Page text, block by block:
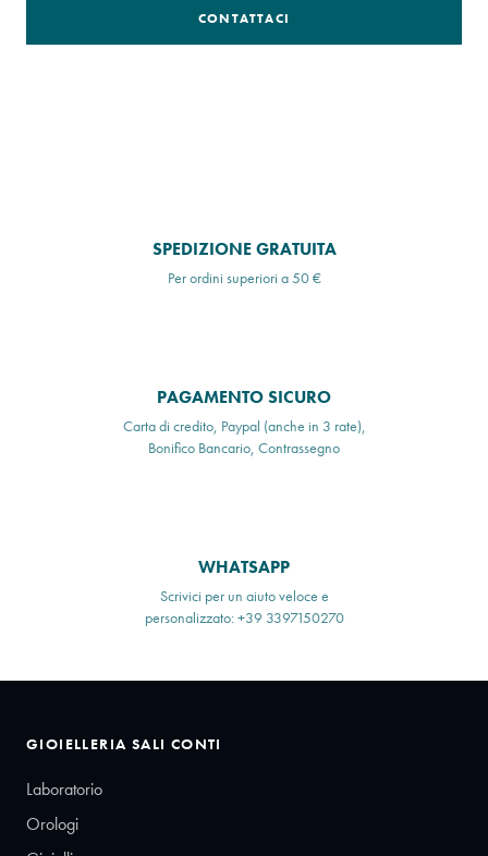
CONTATTACI
SPEDIZIONE GRATUITA
Per ordini superiori a 50 €
PAGAMENTO SICURO
Carta di credito, Paypal (anche in 3 rate),
Bonifico Bancario, Contrassegno
WHATSAPP
Scrivici per un aiuto veloce e
personalizzato: +39 3397150270
GIOIELLERIA SALI CONTI
Laboratorio
Orologi